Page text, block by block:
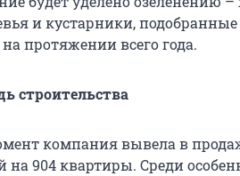
и кустарники,
протяжении всего года.
строительства
компания вывела в
на 904 квартиры. Среди